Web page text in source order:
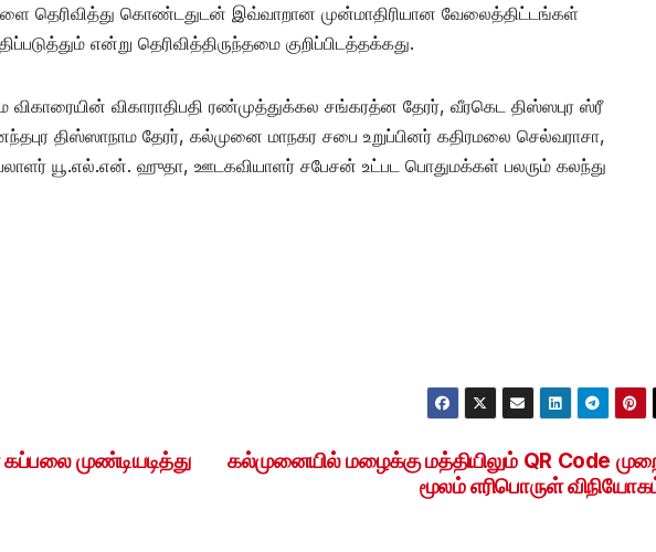
தெரிவித்து கொண்டதுடன் இவ்வாறான முன்மாதிரியான வேலைத்திட்டங்கள்
என்று தெரிவித்திருந்தமை குறிப்பிடத்தக்கது.
விகாரையின் விகாராதிபதி ரண்முத்துக்கல சங்கரத்ன தேரர், வீரகெட திஸ்ஸபுர ஸ்ரீ
திஸ்ஸாநாம தேரர், கல்முனை மாநகர சபை உறுப்பினர் கதிரமலை செல்வராசா,
யூ.எல்.என். ஹுதா, ஊடகவியாளர் சபேசன் உட்பட பொதுமக்கள் பலரும் கலந்து
கல்முனையில் மழைக்கு மத்தியிலும் QR Code
மூலம் எரிபொருள்
முண்டியடித்து